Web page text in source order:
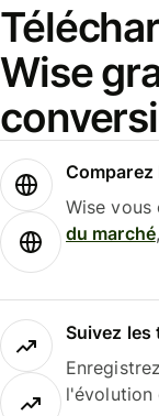
Wise
Wise
du marché
Suivez les
l'évolution